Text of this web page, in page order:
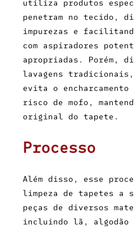
utiliza produtos
penetram no tecido,
impurezas e
com aspiradores
apropriadas. Porém,
lavagens
evita o
risco de mofo,
original do tapete.
Processo
Além disso, esse
limpeza de tapetes a
peças de diversos
incluindo lã,